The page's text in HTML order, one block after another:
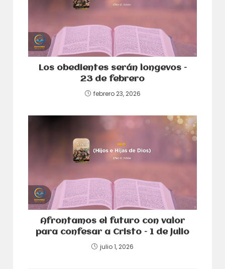
Los obedientes serán longevos –
23 de febrero
febrero 23, 2026
Afrontamos el futuro con valor
para confesar a Cristo – 1 de julio
julio 1, 2026